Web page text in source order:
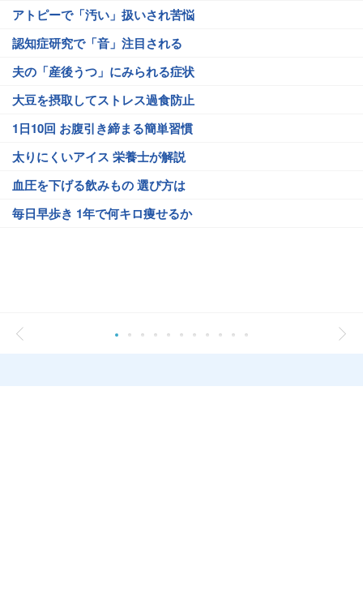
アトピーで「汚い」扱いされ苦悩
認知症研究で「音」注目される
夫の「産後うつ」にみられる症状
大豆を摂取してストレス過食防止
1日10回 お腹引き締まる簡単習慣
太りにくいアイス 栄養士が解説
血圧を下げる飲みもの 選び方は
毎日早歩き 1年で何キロ痩せるか